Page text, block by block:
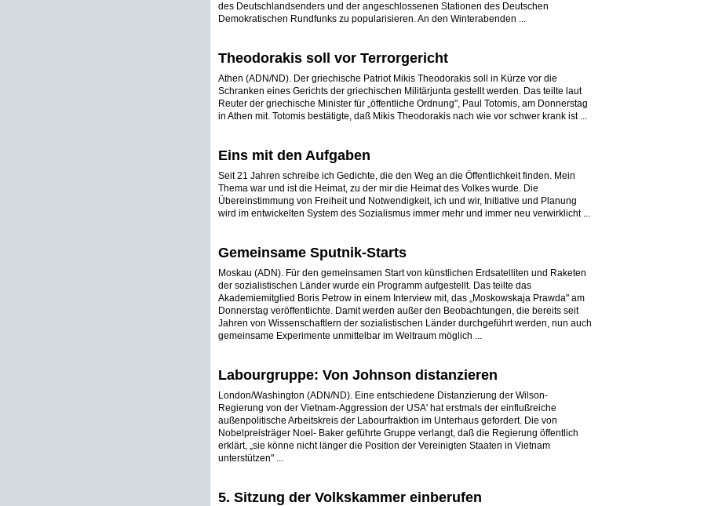
des Deutschlandsenders und der angeschlossenen Stationen des Deutschen
Demokratischen Rundfunks zu popularisieren. An den Winterabenden ...
Theodorakis soll vor Terrorgericht
Athen (ADN/ND). Der griechische Patriot Mikis Theodorakis soll in Kürze vor die
Schranken eines Gerichts der griechischen Militärjunta gestellt werden. Das teilte laut
Reuter der griechische Minister für „öffentliche Ordnung", Paul Totomis, am Donnerstag
in Athen mit. Totomis bestätigte, daß Mikis Theodorakis nach wie vor schwer krank ist ...
Eins mit den Aufgaben
Seit 21 Jahren schreibe ich Gedichte, die den Weg an die Öffentlichkeit finden. Mein
Thema war und ist die Heimat, zu der mir die Heimat des Volkes wurde. Die
Übereinstimmung von Freiheit und Notwendigkeit, ich und wir, Initiative und Planung
wird im entwickelten System des Sozialismus immer mehr und immer neu verwirklicht ...
Gemeinsame Sputnik-Starts
Moskau (ADN). Für den gemeinsamen Start von künstlichen Erdsatelliten und Raketen
der sozialistischen Länder wurde ein Programm aufgestellt. Das teilte das
Akademiemitglied Boris Petrow in einem Interview mit, das „Moskowskaja Prawda" am
Donnerstag veröffentlichte. Damit werden außer den Beobachtungen, die bereits seit
Jahren von Wissenschaftlern der sozialistischen Länder durchgeführt werden, nun auch
gemeinsame Experimente unmittelbar im Weltraum möglich ...
Labourgruppe: Von Johnson distanzieren
London/Washington (ADN/ND). Eine entschiedene Distanzierung der Wilson-
Regierung von der Vietnam-Aggression der USA' hat erstmals der einflußreiche
außenpolitische Arbeitskreis der Labourfraktion im Unterhaus gefordert. Die von
Nobelpreisträger Noel- Baker geführte Gruppe verlangt, daß die Regierung öffentlich
erklärt, „sie könne nicht länger die Position der Vereinigten Staaten in Vietnam
unterstützen" ...
5. Sitzung der Volkskammer einberufen